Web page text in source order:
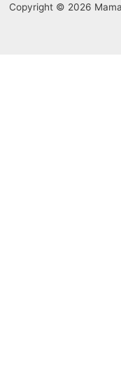
Copyright © 2026